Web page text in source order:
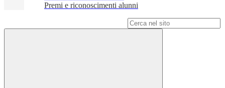
Premi e riconoscimenti alunni